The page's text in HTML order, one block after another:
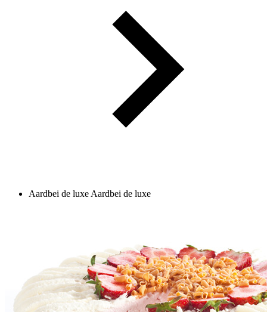
Aardbei de luxe Aardbei de luxe